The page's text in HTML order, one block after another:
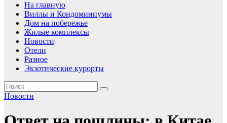
На главную
Виллы и Кондоминиумы
Дом на побережье
Жилые комплексы
Новости
Отели
Разное
Экзотические курорты
Новости